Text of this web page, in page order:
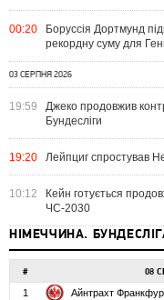
00:20
Боруссія Дортмунд
рекордну суму для
03 СЕРПНЯ 2026
19:59
Джеко продовжив
Бундесліги
19:20 Лейпциг спростував
10:12
Кейн готується
ЧС-2030
НІМЕЧЧИНА.
# 08
1 Айнтрахт